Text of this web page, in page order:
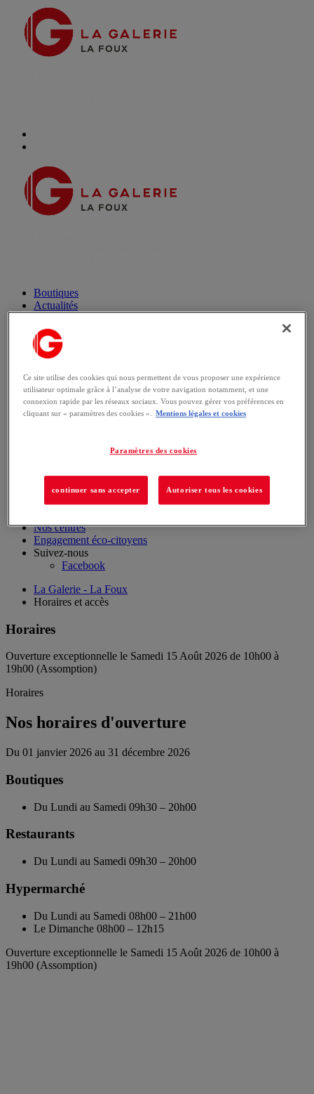
Boutiques
Actualités
Plan du centre
Accueil
Boutiques
&
Actualités et offres
Plan du centre
Nos centres
Engagement éco-citoyens
Suivez-nous
Facebook
La Galerie - La Foux
Horaires et accès
Horaires
Ouverture exceptionnelle le Samedi 15 Août 2026 de 10h00 à
19h00 (Assomption)
Horaires
Nos horaires d'ouverture
Du 01 janvier 2026 au 31 décembre 2026
Boutiques
Du Lundi au Samedi 09h30 – 20h00
Restaurants
Du Lundi au Samedi 09h30 – 20h00
Hypermarché
Du Lundi au Samedi 08h00 – 21h00
Le Dimanche 08h00 – 12h15
Ouverture exceptionnelle le Samedi 15 Août 2026 de 10h00 à
19h00 (Assomption)
Ce site utilise des cookies qui nous permettent de vous proposer une expérience
utilisateur optimale grâce à l’analyse de votre navigation notamment, et une
connexion rapide par les réseaux sociaux. Vous pouvez gérer vos préférences en
cliquant sur « paramètres des cookies ». Mentions légales et cookies
Paramètres des cookies
continuer sans accepter Autoriser tous les cookies